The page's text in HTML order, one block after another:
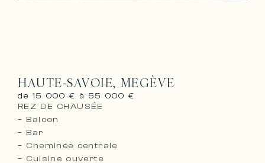
HAUTE-SAVOIE, MEGÈVE
de 15 000 € à 55 000 €
REZ DE CHAUSÉE
– Balcon
– Bar
– Cheminée centrale
– Cuisine ouverte